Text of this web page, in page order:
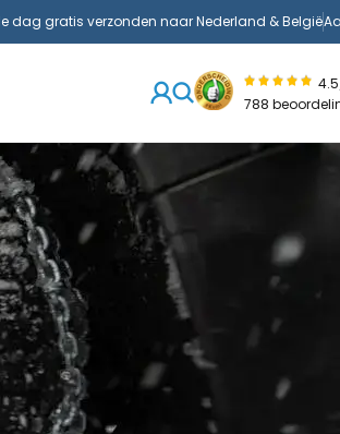
dag gratis verzonden naar Nederland & België
788